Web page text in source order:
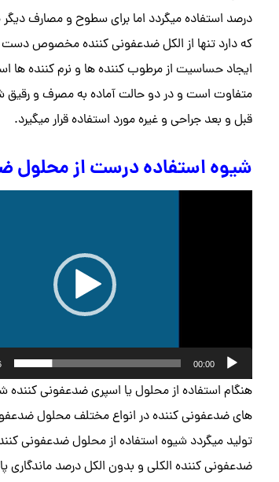
درصد استفاده میگردد اما برای سطوح و مصارف
که دارد تنها از الکل ضدعفونی کننده مخصوص
ایجاد حساسیت از مرطوب کننده ها و نرم کننده ها
متفاوت است و در دو حالت آماده به مصرف و
قبل و بعد جراحی و غیره مورد استفاده قرار میگیرد.
شیوه استفاده درست از محلول
00:00
هنگام استفاده از محلول یا اسپری ضدعفونی
های ضدعفونی کننده در انواع مختلف محلول
تولید میگردد شیوه استفاده از محلول ضدعفونی
ضدعفونی کننده الکلی و بدون الکل درصد